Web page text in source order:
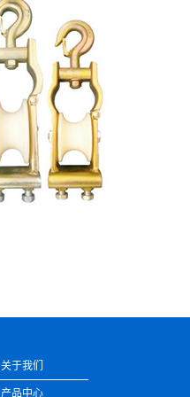
关于我们
产品中心